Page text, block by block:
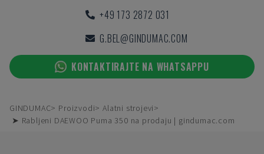
+49 173 2872 031
G.BEL@GINDUMAC.COM
KONTAKTIRAJTE NA WHATSAPPU
GINDUMAC Proizvodi
Alatni strojevi
➤ Rabljeni DAEWOO Puma 350 na prodaju | gindumac.com